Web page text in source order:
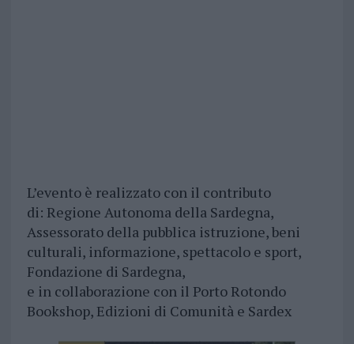
L’evento è realizzato con il contributo
di: Regione Autonoma della Sardegna,
Assessorato della pubblica istruzione, beni
culturali, informazione, spettacolo e sport,
Fondazione di Sardegna,
e in collaborazione con il Porto Rotondo
Bookshop, Edizioni di Comunità e Sardex